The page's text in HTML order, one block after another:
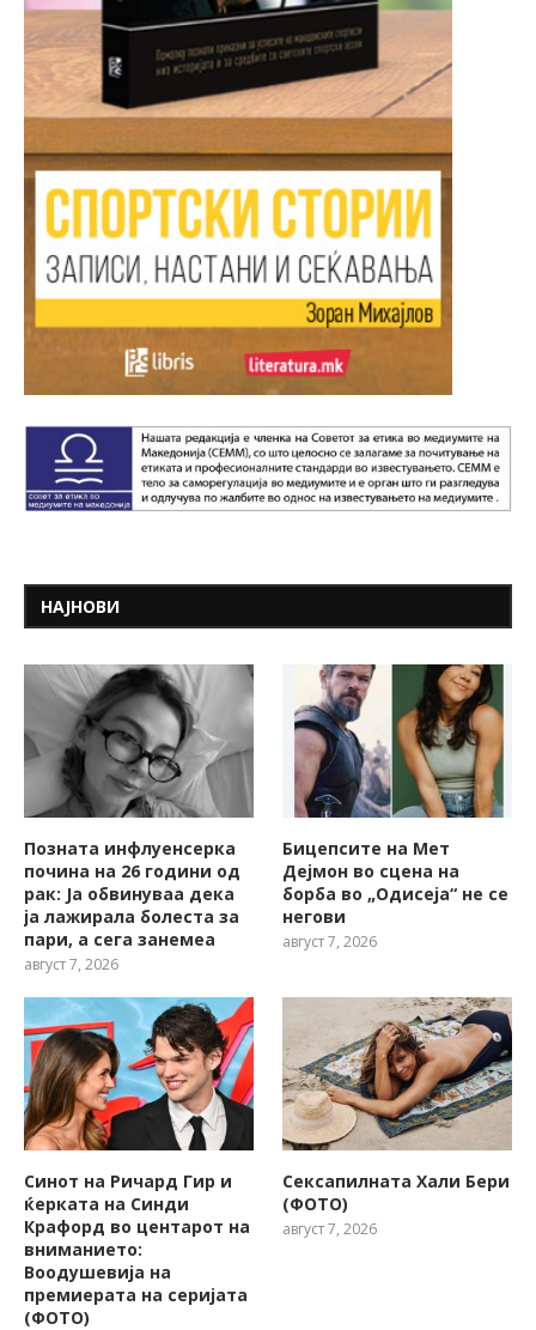
НАЈНОВИ
Позната инфлуенсерка
почина на 26 години од
рак: Ја обвинуваа дека
ја лажирала болеста за
пари, а сега занемеа
август 7, 2026
Бицепсите на Мет
Дејмон во сцена на
борба во „Одисеја“ не се
негови
август 7, 2026
Синот на Ричард Гир и
ќерката на Синди
Крафорд во центарот на
вниманието:
Воодушевија на
премиерата на серијата
(ФОТО)
Сексапилната Хали Бери
(ФОТО)
август 7, 2026